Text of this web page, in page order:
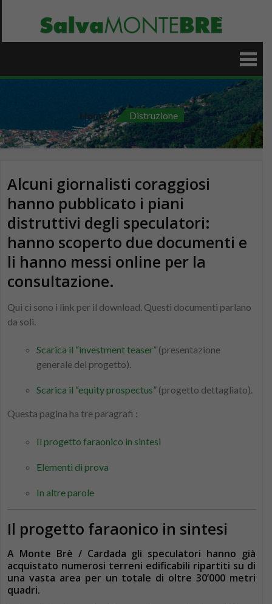
content
Home Distruzione
Alcuni giornalisti coraggiosi
hanno pubblicato i piani
distruttivi degli speculatori:
hanno scoperto due documenti e
li hanno messi online per la
consultazione.
Qui ci sono i link per il download. Questi documenti parlano
da soli.
Scarica il “investment teaser” (presentazione
generale del progetto).
Scarica il “equity prospectus” (progetto dettagliato).
Questa pagina ha tre paragrafi :
Il progetto faraonico in sintesi
Elementi di prova
In altre parole
Il progetto faraonico in sintesi
A Monte Brè / Cardada gli speculatori hanno già
acquistato numerosi terreni edificabili ripartiti su di
una vasta area per un totale di oltre 30’000 metri
quadri.